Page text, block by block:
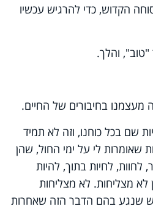
הקדוש, כדי להרגיש עכשיו
והלך.
מעצמנו בחיבורים של החיים.
שם בכל כוחנו, וזה לא תמיד
שאומרות לי על ימי החול, שהן
לחוות, לחיות בתוך, להיות
לא מצליחות. לא מצליחות
שנגע בהם הדבר הזה שאחרות